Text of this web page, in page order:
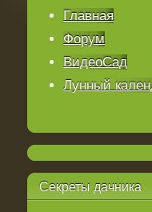
Главная
Форум
ВидеоСад
Лунный
Секреты дачника